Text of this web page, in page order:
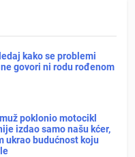
kako se problemi
govori ni rodu rođenom
poklonio motocikl
izdao samo našu kćer,
ukrao budućnost koju